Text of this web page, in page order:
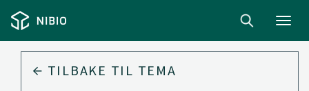
TILBAKE TIL TEMA